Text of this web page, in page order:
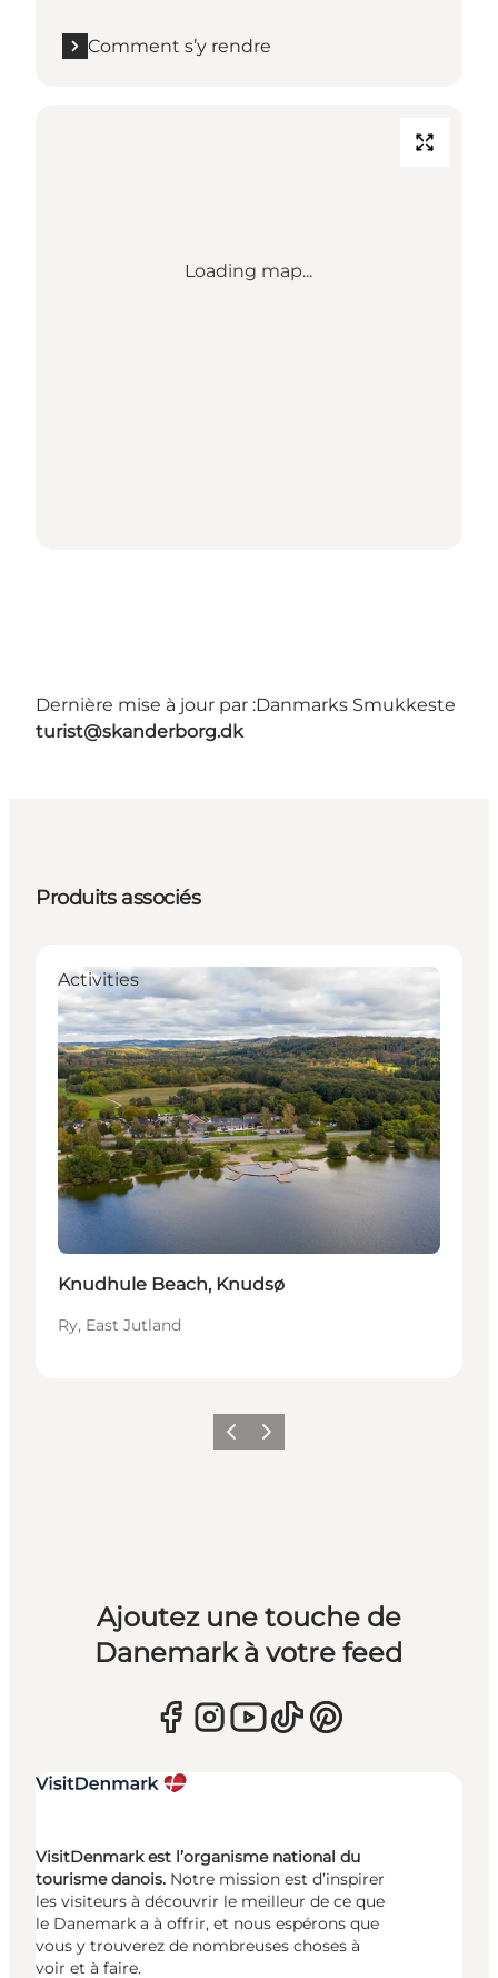
Comment s’y rendre
Loading map...
Dernière mise à jour par :Danmarks Smukkeste
turist@skanderborg.dk
Produits associés
Activities
Knudhule Beach, Knudsø
Ry, East Jutland
PrécédentSuivant
Ajoutez une touche de
Danemark à votre feed
VisitDenmark est l’organisme national du
tourisme danois. Notre mission est d’inspirer
les visiteurs à découvrir le meilleur de ce que
le Danemark a à offrir, et nous espérons que
vous y trouverez de nombreuses choses à
voir et à faire.